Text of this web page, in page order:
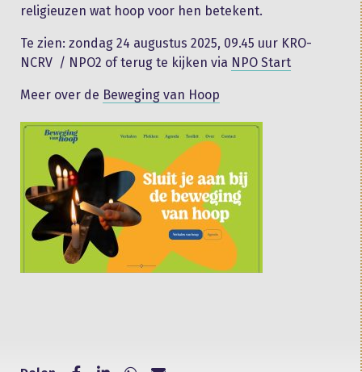
religieuzen wat hoop voor hen betekent.
Te zien: zondag 24 augustus 2025, 09.45 uur KRO-
NCRV / NPO2 of terug te kijken via NPO Start
Meer over de Beweging van Hoop